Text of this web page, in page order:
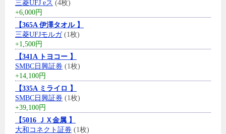
三菱UFJ eス (4枚)
+6,000円
【365A 伊澤タオル 】
三菱UFJモルガ(1枚)
+1,500円
【341A トヨコー 】
SMBC日興証券 (1枚)
+14,100円
【335A ミライロ 】
SMBC日興証券 (1枚)
+39,100円
【5016 ＪＸ金属 】
大和コネクト証券 (1枚)